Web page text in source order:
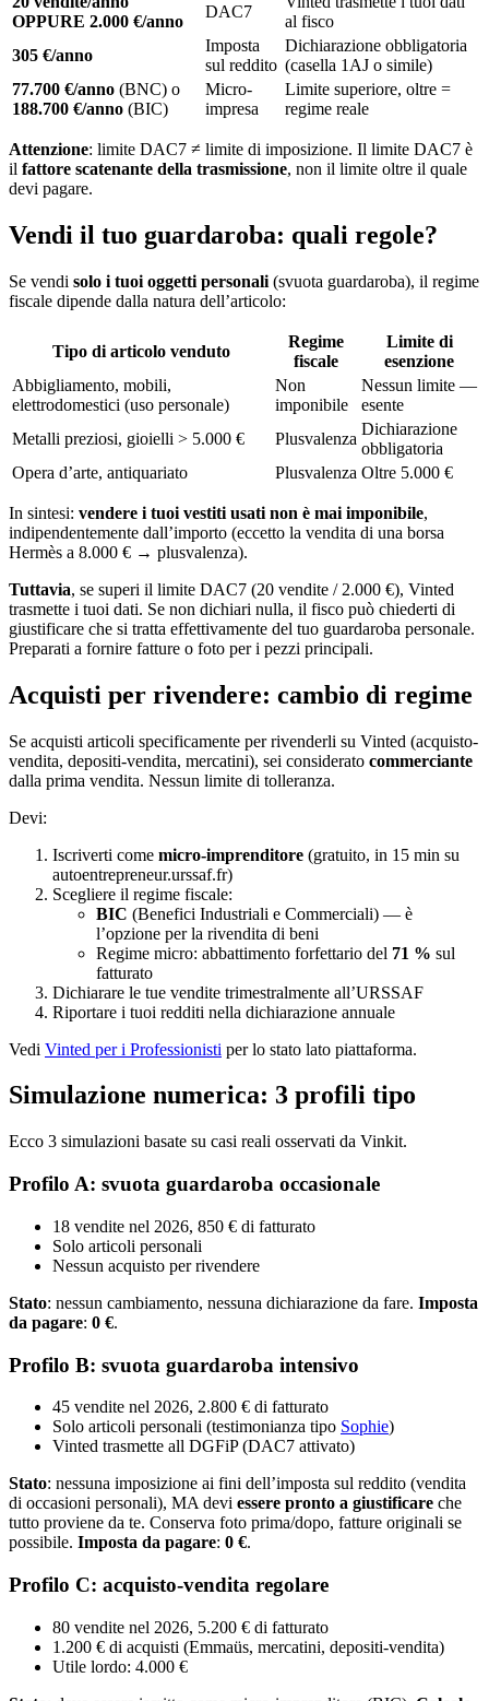
OPPURE 2.000 €/anno
DAC7
al fisco
305 €/anno
Imposta
sul reddito
Dichiarazione obbligatoria
(casella 1AJ o simile)
77.700 €/anno (BNC) o
188.700 €/anno (BIC)
Micro-
impresa
Limite superiore, oltre =
regime reale
Attenzione: limite DAC7 ≠ limite di imposizione. Il limite DAC7 è
il fattore scatenante della trasmissione, non il limite oltre il quale
devi pagare.
Vendi il tuo guardaroba: quali regole?
Se vendi solo i tuoi oggetti personali (svuota guardaroba), il regime
fiscale dipende dalla natura dell’articolo:
Tipo di articolo venduto
Regime
fiscale
Limite di
esenzione
Abbigliamento, mobili,
elettrodomestici (uso personale)
Non
imponibile
Nessun limite —
esente
Metalli preziosi, gioielli > 5.000 €
Plusvalenza
Dichiarazione
obbligatoria
Opera d’arte, antiquariato
Plusvalenza Oltre 5.000 €
In sintesi: vendere i tuoi vestiti usati non è mai imponibile,
indipendentemente dall’importo (eccetto la vendita di una borsa
Hermès a 8.000 € → plusvalenza).
Tuttavia, se superi il limite DAC7 (20 vendite / 2.000 €), Vinted
trasmette i tuoi dati. Se non dichiari nulla, il fisco può chiederti di
giustificare che si tratta effettivamente del tuo guardaroba personale.
Preparati a fornire fatture o foto per i pezzi principali.
Acquisti per rivendere: cambio di regime
Se acquisti articoli specificamente per rivenderli su Vinted (acquisto-
vendita, depositi-vendita, mercatini), sei considerato commerciante
dalla prima vendita. Nessun limite di tolleranza.
Devi:
Iscriverti come micro-imprenditore (gratuito, in 15 min su
autoentrepreneur.urssaf.fr)
Scegliere il regime fiscale:
BIC (Benefici Industriali e Commerciali) — è
l’opzione per la rivendita di beni
Regime micro: abbattimento forfettario del 71 % sul
fatturato
Dichiarare le tue vendite trimestralmente all’URSSAF
Riportare i tuoi redditi nella dichiarazione annuale
Vedi Vinted per i Professionisti per lo stato lato piattaforma.
Simulazione numerica: 3 profili tipo
Ecco 3 simulazioni basate su casi reali osservati da Vinkit.
Profilo A: svuota guardaroba occasionale
18 vendite nel 2026, 850 € di fatturato
Solo articoli personali
Nessun acquisto per rivendere
Stato: nessun cambiamento, nessuna dichiarazione da fare. Imposta
da pagare: 0 €.
Profilo B: svuota guardaroba intensivo
45 vendite nel 2026, 2.800 € di fatturato
Solo articoli personali (testimonianza tipo Sophie)
Vinted trasmette all DGFiP (DAC7 attivato)
Stato: nessuna imposizione ai fini dell’imposta sul reddito (vendita
di occasioni personali), MA devi essere pronto a giustificare che
tutto proviene da te. Conserva foto prima/dopo, fatture originali se
possibile. Imposta da pagare: 0 €.
Profilo C: acquisto-vendita regolare
80 vendite nel 2026, 5.200 € di fatturato
1.200 € di acquisti (Emmaüs, mercatini, depositi-vendita)
Utile lordo: 4.000 €